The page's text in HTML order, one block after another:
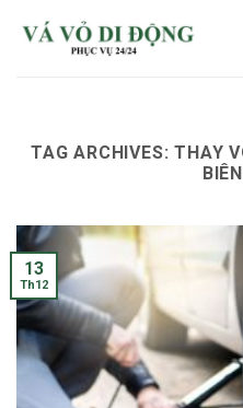
TAG ARCHIVES:THAY
13
Th12